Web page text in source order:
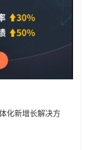
化新增长解决方